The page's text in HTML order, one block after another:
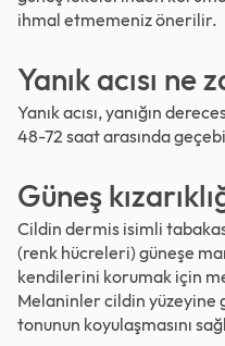
ihmal etmemeniz önerilir.
Yanık acısı ne
Yanık acısı, yanığın
48-72 saat arasında
Güneş
Cildin dermis isimli
(renk hücreleri) güneşe
kendilerini korumak için
Melaninler cildin yüzeyine
tonunun koyulaşmasını